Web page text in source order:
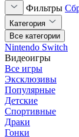
Фильтры
Категория
Все категории
Nintendo Switch
Видеоигры
Все игры
Эксклюзивы
Популярные
Детские
Спортивные
Драки
Гонки